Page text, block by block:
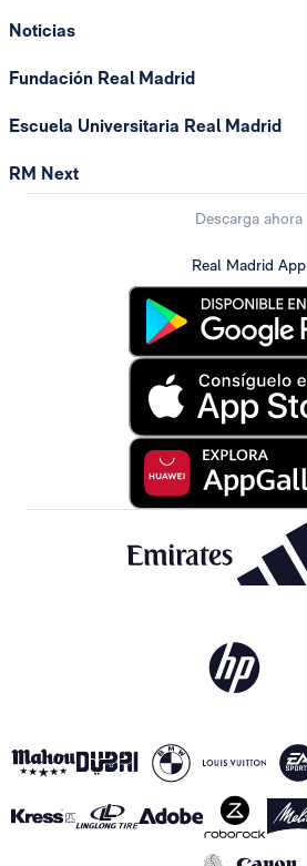
Noticias
Fundación Real Madrid
Escuela Universitaria Real Madrid
RM Next
Descarga ahora
Real Madrid App